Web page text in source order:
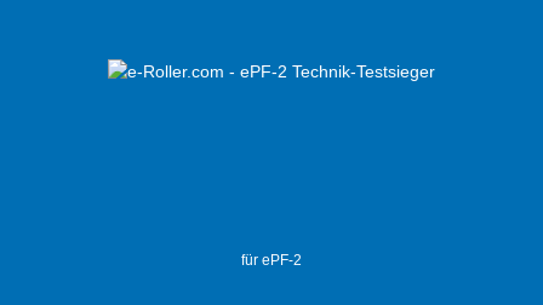
für ePF-2